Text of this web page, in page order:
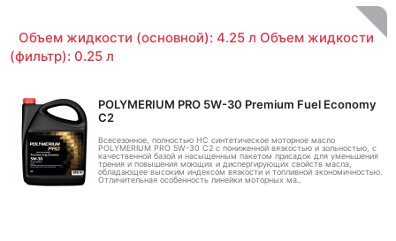
Объем жидкости (основной): 4.25 л Объем жидкости
(фильтр): 0.25 л
POLYMERIUM PRO 5W-30 Premium Fuel Economy
С2
Всесезонное, полностью HC синтетическое моторное масло
POLYMERIUM PRO 5W-30 C2 с пониженной вязкостью и зольностью, с
качественной базой и насыщенным пакетом присадок для уменьшения
трения и повышения моющих и диспергирующих свойств масла,
обладающее высоким индексом вязкости и топливной экономичностью.
Отличительная особенность линейки моторных ма..